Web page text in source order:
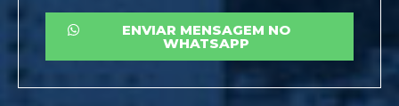
ENVIAR MENSAGEM NO
WHATSAPP